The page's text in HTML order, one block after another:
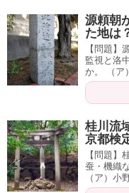
源頼朝
た地は
【問題】
監視と洛
か。 （ア
桂川流
京都検
【問題】
蚕・機織
（ア）小